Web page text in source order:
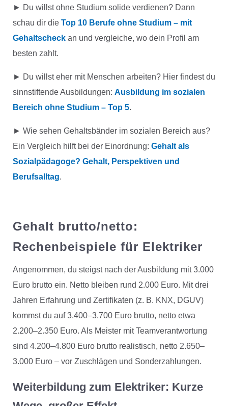
► Du willst ohne Studium solide verdienen? Dann
schau dir die Top 10 Berufe ohne Studium – mit
Gehaltscheckan und vergleiche, wo dein Profil am
besten zahlt.
► Du willst eher mit Menschen arbeiten? Hier findest du
sinnstiftende Ausbildungen: Ausbildung im sozialen
Bereich ohne Studium – Top 5.
► Wie sehen Gehaltsbänder im sozialen Bereich aus?
Ein Vergleich hilft bei der Einordnung: Gehalt als
Sozialpädagoge? Gehalt, Perspektiven und
Berufsalltag.
Gehalt brutto/netto:
Rechenbeispiele für Elektriker
Angenommen, du steigst nach der Ausbildung mit 3.000
Euro brutto ein. Netto bleiben rund 2.000 Euro. Mit drei
Jahren Erfahrung und Zertifikaten (z. B. KNX, DGUV)
kommst du auf 3.400–3.700 Euro brutto, netto etwa
2.200–2.350 Euro. Als Meister mit Teamverantwortung
sind 4.200–4.800 Euro brutto realistisch, netto 2.650–
3.000 Euro – vor Zuschlägen und Sonderzahlungen.
Weiterbildung zum Elektriker: Kurze